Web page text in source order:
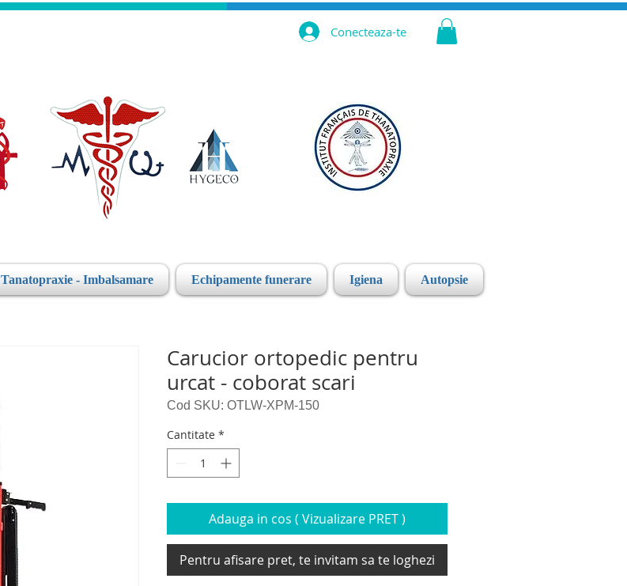
Conecteaza-te
Tanatopraxie - Imbalsamare Echipamente funerare Igiena Autopsie
Carucior ortopedic pentru
urcat - coborat scari
Cod SKU: OTLW-XPM-150
Cantitate *
Adauga in cos ( Vizualizare PRET )
Pentru afisare pret, te invitam sa te loghezi